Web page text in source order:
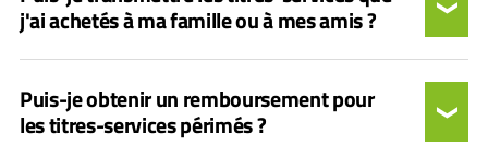
j'ai achetés à ma famille ou à mes amis ?
Puis-je obtenir un remboursement pour
les titres-services périmés ?